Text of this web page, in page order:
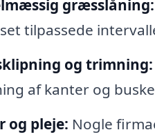
græsslåning:
tilpassede
og trimning:
af kanter og
og pleje: Nogle